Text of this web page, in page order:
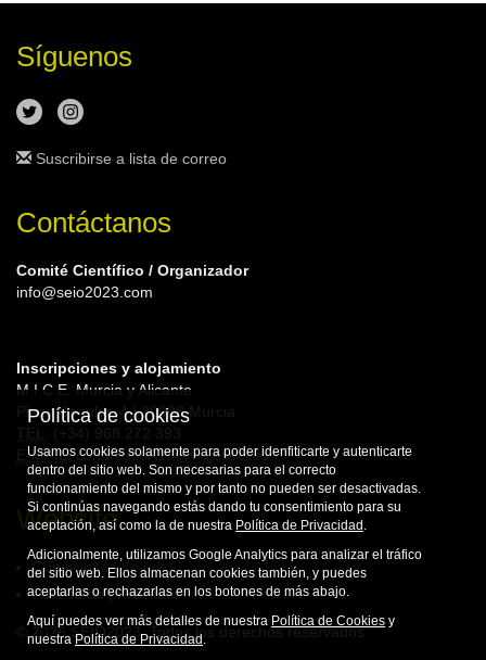
Síguenos
Suscribirse a lista de correo
Contáctanos
Comité Científico / Organizador
info@seio2023.com
Inscripciones y alojamiento
M.I.C.E. Murcia y Alicante
Plaza Circular, 4 | 30008 Murcia
E-MAIL: congresosA10@viajeseci.es
Website
Condiciones de uso
Política de privacidad
© 2026 SEIO2023. Todos los derechos reservados
Política de cookies
Usamos cookies solamente para poder idenfiticarte y autenticarte
dentro del sitio web. Son necesarias para el correcto
funcionamiento del mismo y por tanto no pueden ser desactivadas.
Si continúas navegando estás dando tu consentimiento para su
aceptación, así como la de nuestra Política de Privacidad .
Adicionalmente, utilizamos Google Analytics para analizar el tráfico
del sitio web. Ellos almacenan cookies también, y puedes
aceptarlas o rechazarlas en los botones de más abajo.
Aquí puedes ver más detalles de nuestra Política de Cookies y
nuestra Política de Privacidad .